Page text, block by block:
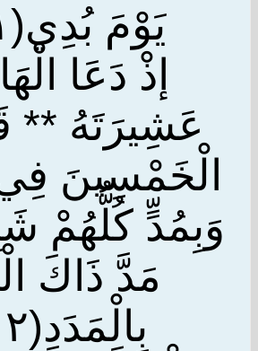
يَوْمَ بُدِي(١١)
إذْ دَعَا
عَشِيرَتَهُ **
الْخَمْسِينَ
وَبِمُدٍّ كُلُّهُمْ
مَدَّ ذَاكَ
بِالْمَدَدِ(١٢)